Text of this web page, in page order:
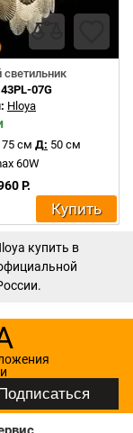
светильник
07G
Hloya
75 см Д: 50 см
60W
Р.
Купить
купить в